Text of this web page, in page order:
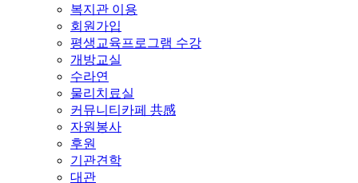
복지관 이용
회원가입
평생교육프로그램 수강
개방교실
수라연
물리치료실
커뮤니티카페 共感
자원봉사
후원
기관견학
대관